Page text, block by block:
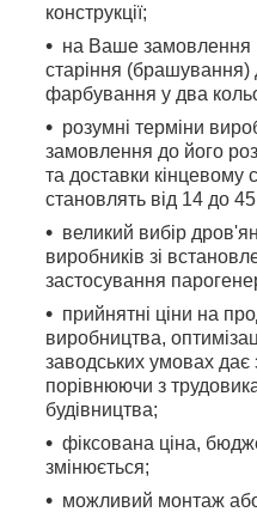
конструкції;
на Ваше замовлення
старіння
фарбування у два
розумні терміни
замовлення до його
та доставки кінцевому
становлять від 14 до 45
великий вибір
виробників зі
застосування
прийнятні ціни на
виробництва,
заводських умовах дає
порівнюючи з
будівництва;
фіксована ціна,
змінюється;
можливий монтаж